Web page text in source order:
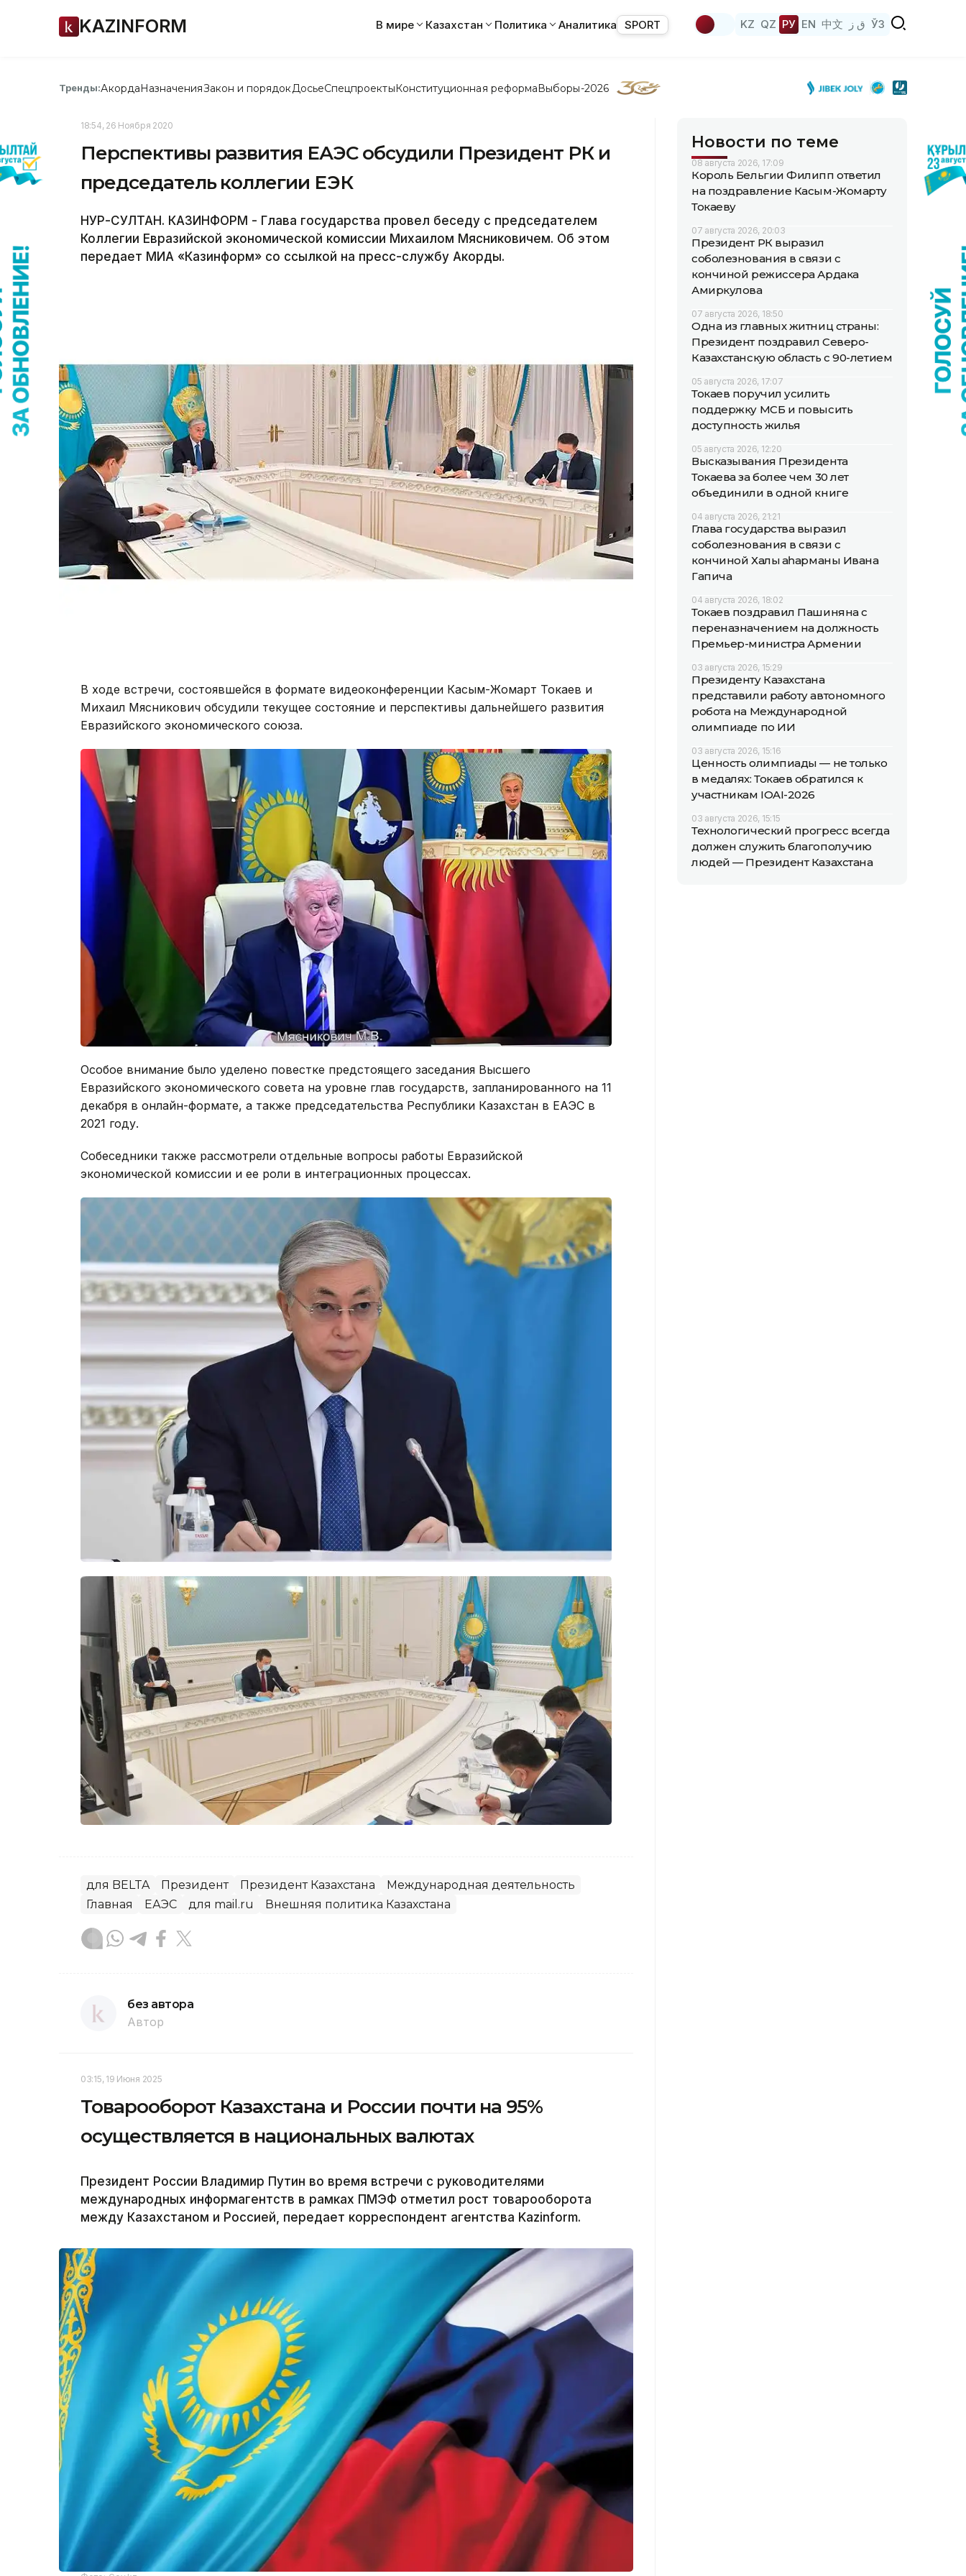
KAZINFORM В мире Казахстан Политика Аналитика SPORT KZ QZ РУ EN 中文 ق ز ЎЗ
Тренды:АкордаНазначенияЗакон и порядок ДосьеСпецпроектыКонституционная реформаВыборы-2026
18:54, 26 Ноября 2020
Перспективы развития ЕАЭС обсудили Президент РК и
председатель коллегии ЕЭК
НУР-СУЛТАН. КАЗИНФОРМ - Глава государства провел беседу с председателем
Коллегии Евразийской экономической комиссии Михаилом Мясниковичем. Об этом
передает МИА «Казинформ» со ссылкой на пресс-службу Акорды.
В ходе встречи, состоявшейся в формате видеоконференции Касым-Жомарт Токаев и
Михаил Мясникович обсудили текущее состояние и перспективы дальнейшего развития
Евразийского экономического союза.
Особое внимание было уделено повестке предстоящего заседания Высшего
Евразийского экономического совета на уровне глав государств, запланированного на 11
декабря в онлайн-формате, а также председательства Республики Казахстан в ЕАЭС в
2021 году.
Собеседники также рассмотрели отдельные вопросы работы Евразийской
экономической комиссии и ее роли в интеграционных процессах.
для BELTA Президент Президент Казахстана
Международная деятельность
Главная
ЕАЭС для mail.ru Внешняя политика Казахстана
без автора
Автор
03:15, 19 Июня 2025
Товарооборот Казахстана и России почти на 95%
осуществляется в национальных валютах
Президент России Владимир Путин во время встречи с руководителями
международных информагентств в рамках ПМЭФ отметил рост товарооборота
между Казахстаном и Россией, передает корреспондент агентства Kazinform.
Новости по теме
08 августа 2026, 17:09
Король Бельгии Филипп ответил
на поздравление Касым-Жомарту
Токаеву
07 августа 2026, 20:03
Президент РК выразил
соболезнования в связи с
кончиной режиссера Ардака
Амиркулова
07 августа 2026, 18:50
Одна из главных житниц страны:
Президент поздравил Северо-
Казахстанскую область с 90-летием
05 августа 2026, 17:07
Токаев поручил усилить
поддержку МСБ и повысить
доступность жилья
05 августа 2026, 12:20
Высказывания Президента
Токаева за более чем 30 лет
объединили в одной книге
04 августа 2026, 21:21
Глава государства выразил
соболезнования в связи с
кончиной Халық қаһарманы Ивана
Гапича
04 августа 2026, 18:02
Токаев поздравил Пашиняна с
переназначением на должность
Премьер-министра Армении
03 августа 2026, 15:29
Президенту Казахстана
представили работу автономного
робота на Международной
олимпиаде по ИИ
03 августа 2026, 15:16
Ценность олимпиады — не только
в медалях: Токаев обратился к
участникам IOAI-2026
03 августа 2026, 15:15
Технологический прогресс всегда
должен служить благополучию
людей — Президент Казахстана